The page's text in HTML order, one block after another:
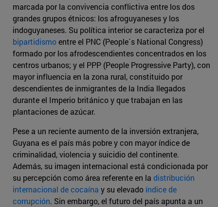
marcada por la convivencia conflictiva entre los dos
grandes grupos étnicos: los afroguyaneses y los
indoguyaneses. Su política interior se caracteriza por el
bipartidismoentre el PNC (People´s National Congress)
formado por los afrodescendientes concentrados en los
centros urbanos; y el PPP (People Progressive Party), con
mayor influencia en la zona rural, constituido por
descendientes de inmigrantes de la India llegados
durante el Imperio británico y que trabajan en las
plantaciones de azúcar.
Pese a un reciente aumento de la inversión extranjera,
Guyana es el país más pobre y con mayor índice de
criminalidad, violencia y suicidio del continente.
Además, su imagen internacional está condicionada por
su percepción como área referente en la distribución
internacional de cocaína y su elevado índice de
corrupción. Sin embargo, el futuro del país apunta a un